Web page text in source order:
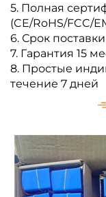
5. Полная
(CE/RoHS/FCC/
6. Срок
7. Гарантия 15
8. Простые
течение 7 дней